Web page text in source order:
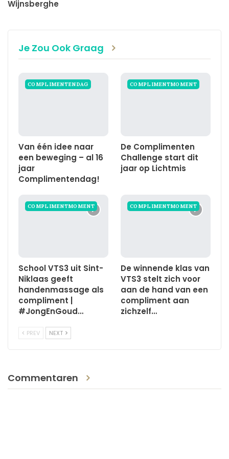
Wijnsberghe
Je Zou Ook Graag
COMPLIMENTENDAG
Van één idee naar
een beweging – al 16
jaar
Complimentendag!
COMPLIMENTMOMENT
De Complimenten
Challenge start dit
jaar op Lichtmis
COMPLIMENTMOMENT
School VTS3 uit Sint-
Niklaas geeft
handenmassage als
compliment |
#JongEnGoud…
COMPLIMENTMOMENT
De winnende klas van
VTS3 stelt zich voor
aan de hand van een
compliment aan
zichzelf…
PREV NEXT
Commentaren